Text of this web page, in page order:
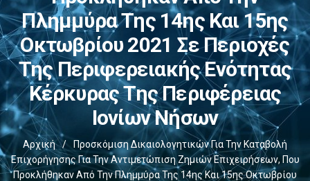
Πλημμύρα Της 14ης Και 15ης
Οκτωβρίου 2021 Σε Περιοχές
Της Περιφερειακής Ενότητας
Κέρκυρας Της Περιφέρειας
Ιονίων Νήσων
Αρχική /
Προσκόμιση Δικαιολογητικών Για Την Καταβολή
Επιχορήγησης Για Την Αντιμετώπιση Ζημιών Επιχειρήσεων, Που
Προκλήθηκαν Από Την Πλημμύρα Της 14ης Και 15ης Οκτωβρίου